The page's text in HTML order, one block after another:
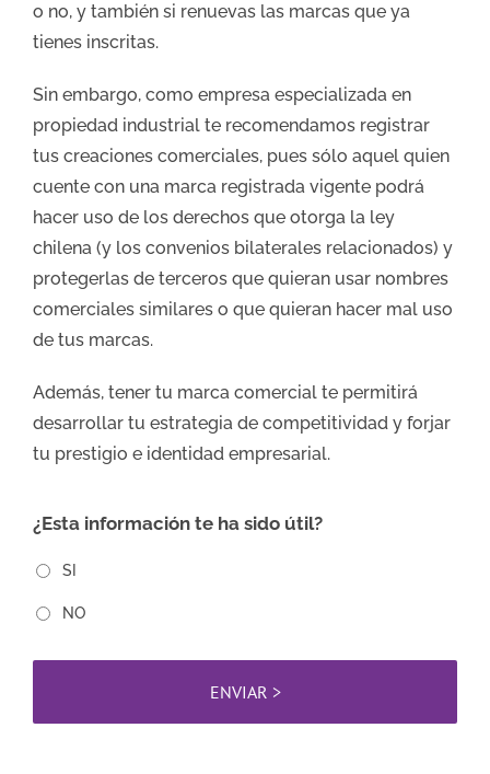
o no, y también si renuevas las marcas que ya
tienes inscritas.
Sin embargo, como empresa especializada en
propiedad industrial te recomendamos registrar
tus creaciones comerciales, pues sólo aquel quien
cuente con una marca registrada vigente podrá
hacer uso de los derechos que otorga la ley
chilena (y los convenios bilaterales relacionados) y
protegerlas de terceros que quieran usar nombres
comerciales similares o que quieran hacer mal uso
de tus marcas.
Además, tener tu marca comercial te permitirá
desarrollar tu estrategia de competitividad y forjar
tu prestigio e identidad empresarial.
¿Esta información te ha sido útil?
SI
NO